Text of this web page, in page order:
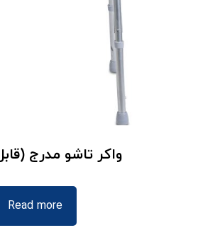
واکر تاشو مدرج
Read more